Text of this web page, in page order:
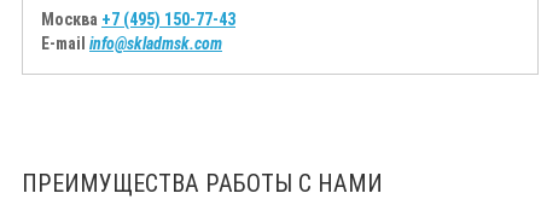
Москва +7 (495) 150-77-43
E-mail info@skladmsk.com
ПРЕИМУЩЕСТВА РАБОТЫ С НАМИ